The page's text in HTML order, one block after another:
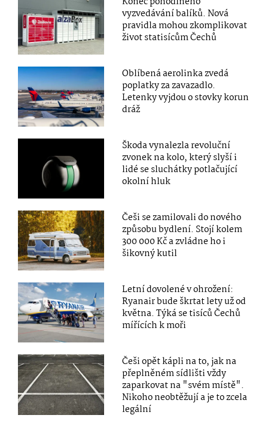
vyzvedávání balíků. Nová
pravidla mohou zkomplikovat
život statisícům Čechů
Oblíbená aerolinka zvedá
poplatky za zavazadlo.
Letenky vyjdou o stovky korun
dráž
Škoda vynalezla revoluční
zvonek na kolo, který slyší i
lidé se sluchátky potlačující
okolní hluk
Češi se zamilovali do nového
způsobu bydlení. Stojí kolem
300 000 Kč a zvládne ho i
šikovný kutil
Letní dovolené v ohrožení:
Ryanair bude škrtat lety už od
května. Týká se tisíců Čechů
mířících k moři
Češi opět kápli na to, jak na
přeplněném sídlišti vždy
zaparkovat na "svém místě".
Nikoho neobtěžují a je to zcela
legální